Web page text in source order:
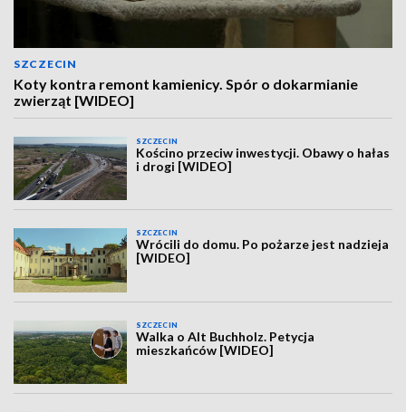
SZCZECIN
Koty kontra remont kamienicy. Spór o dokarmianie
zwierząt [WIDEO]
SZCZECIN
Kościno przeciw inwestycji. Obawy o hałas
i drogi [WIDEO]
SZCZECIN
Wrócili do domu. Po pożarze jest nadzieja
[WIDEO]
SZCZECIN
Walka o Alt Buchholz. Petycja
mieszkańców [WIDEO]